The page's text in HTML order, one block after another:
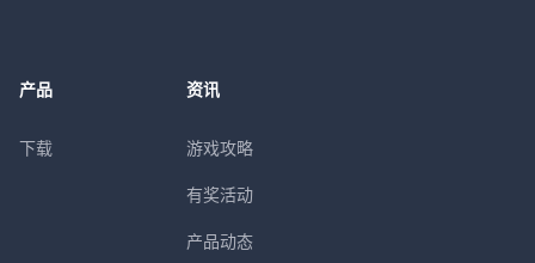
产品
下载
资讯
游戏攻略
有奖活动
产品动态